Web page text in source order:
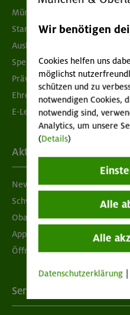
München & Oberland
Standorte
Ausbildung & Jobs
Spenden
Prävention sexualisierter
Ehrenamtsbörse
E-Learning
Aktuelles
Newsletter
Schwarzes Brett
Obacht geben!
App "Mein DAV+"
Öffnungszeiten
Services
Wir benötigen
Cookies helfen uns
möglichst
schützen und zu
notwendigen Cookies,
notwendig sind,
Analytics, um unsere
(Details)
Alle
Alle
Datenschutzerklärung